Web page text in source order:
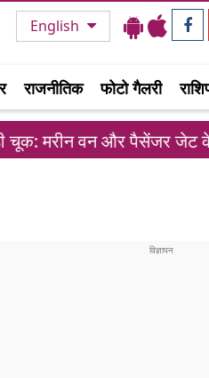
English
राजनीतिक फोटो गैलरी
और पैसेंजर जेट के बीच कम हुई